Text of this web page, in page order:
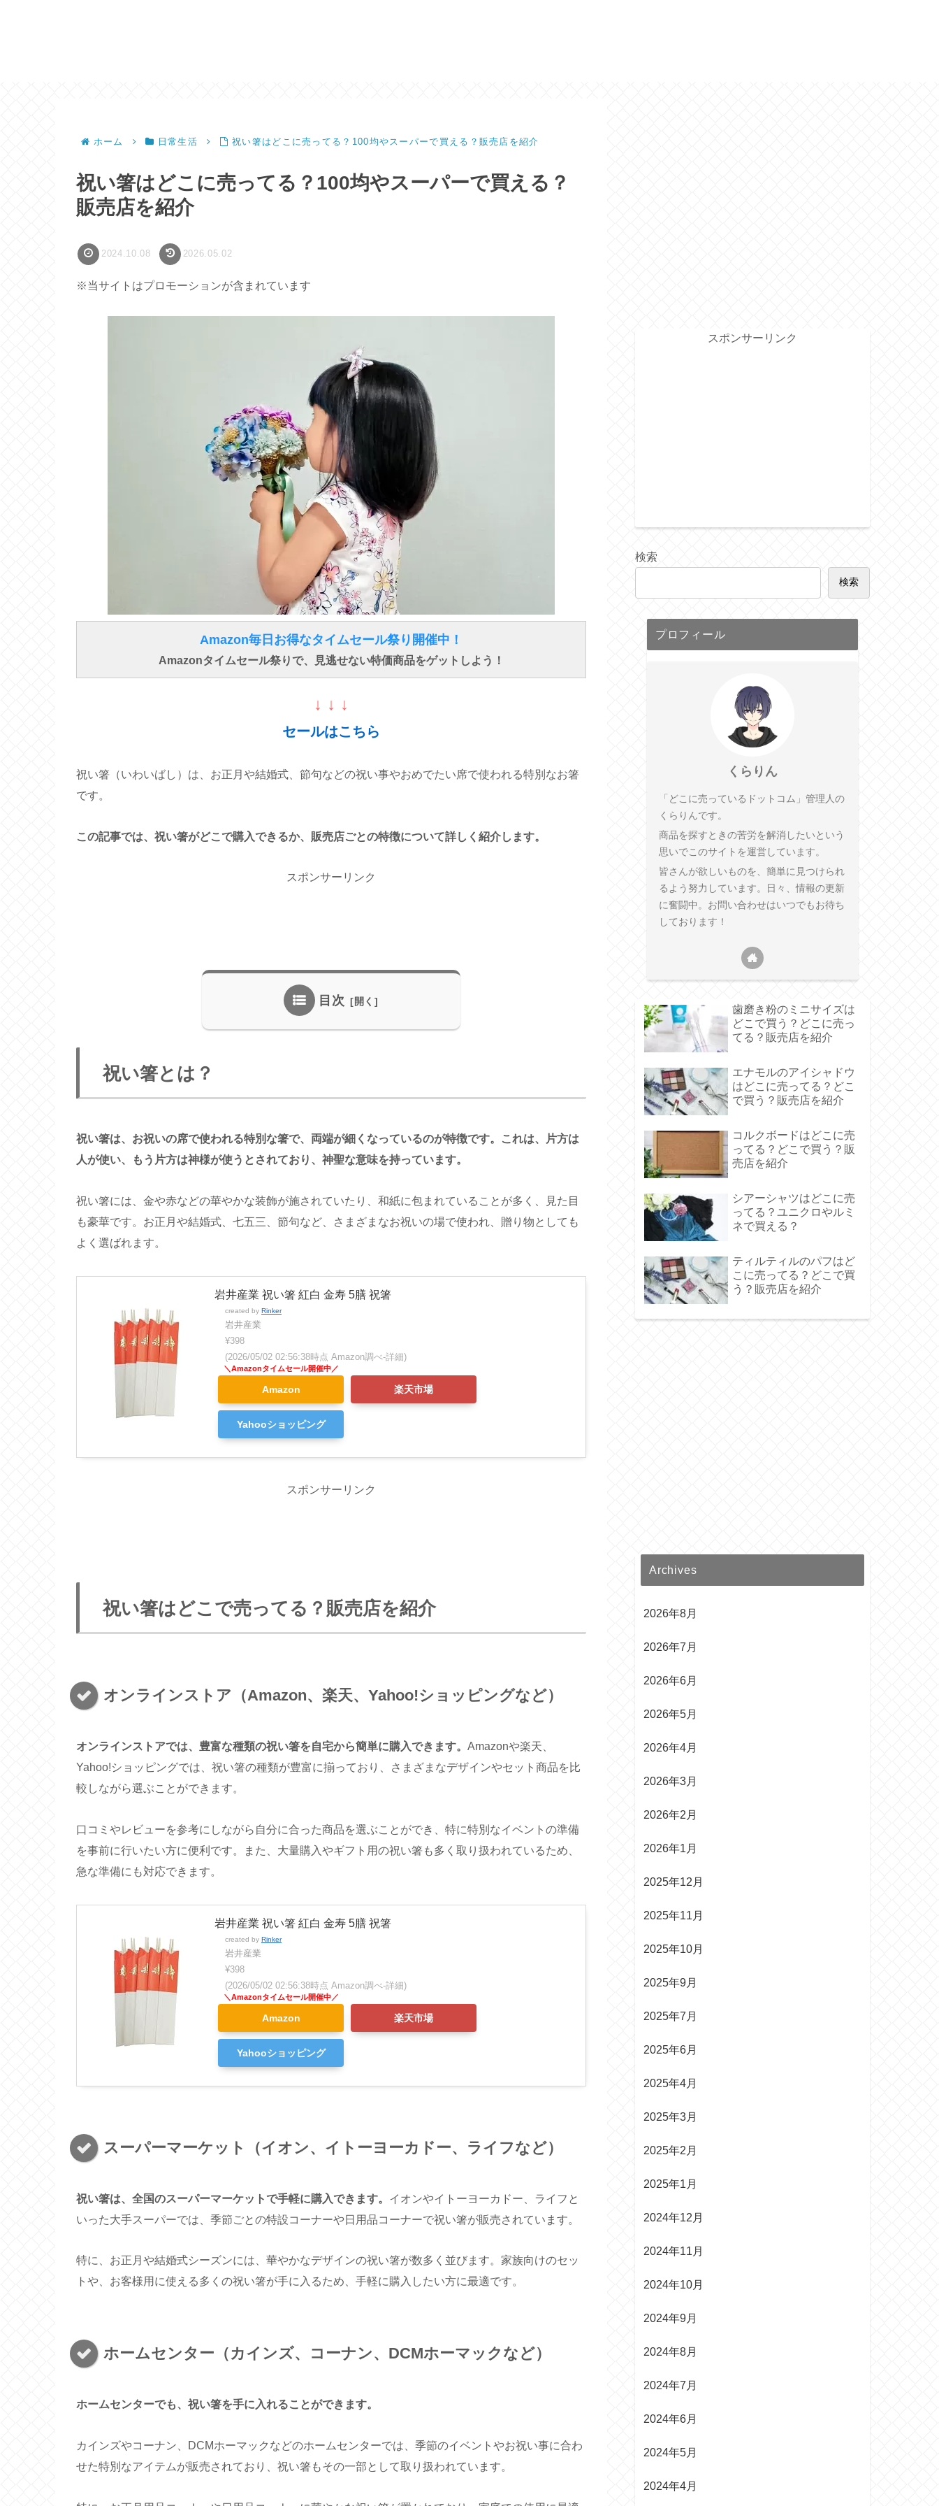
ホーム 日常生活 祝い箸はどこに売ってる？100均やスーパーで買える？販売店を紹介
祝い箸はどこに売ってる？100均やスーパーで買える？
販売店を紹介
2024.10.08 2026.05.02
※当サイトはプロモーションが含まれています
Amazon毎日お得なタイムセール祭り開催中！
Amazonタイムセール祭りで、見逃せない特価商品をゲットしよう！
↓ ↓ ↓
セールはこちら
祝い箸（いわいばし）は、お正月や結婚式、節句などの祝い事やおめでたい席で使われる特別なお箸
です。
この記事では、祝い箸がどこで購入できるか、販売店ごとの特徴について詳しく紹介します。
スポンサーリンク
目次
祝い箸とは？
祝い箸は、お祝いの席で使われる特別な箸で、両端が細くなっているのが特徴です。これは、片方は
人が使い、もう片方は神様が使うとされており、神聖な意味を持っています。
祝い箸には、金や赤などの華やかな装飾が施されていたり、和紙に包まれていることが多く、見た目
も豪華です。お正月や結婚式、七五三、節句など、さまざまなお祝いの場で使われ、贈り物としても
よく選ばれます。
岩井産業 祝い箸 紅白 金寿 5膳 祝箸
created by Rinker
岩井産業
¥398
(2026/05/02 02:56:38時点 Amazon調べ-詳細)
Amazon 楽天市場
Yahooショッピング
スポンサーリンク
祝い箸はどこで売ってる？販売店を紹介
オンラインストア（Amazon、楽天、Yahoo!ショッピングなど）
オンラインストアでは、豊富な種類の祝い箸を自宅から簡単に購入できます。 Amazonや楽天、
Yahoo!ショッピングでは、祝い箸の種類が豊富に揃っており、さまざまなデザインやセット商品を比
較しながら選ぶことができます。
口コミやレビューを参考にしながら自分に合った商品を選ぶことができ、特に特別なイベントの準備
を事前に行いたい方に便利です。また、大量購入やギフト用の祝い箸も多く取り扱われているため、
急な準備にも対応できます。
岩井産業 祝い箸 紅白 金寿 5膳 祝箸
created by Rinker
岩井産業
¥398
(2026/05/02 02:56:38時点 Amazon調べ-詳細)
Amazon 楽天市場
Yahooショッピング
スーパーマーケット（イオン、イトーヨーカドー、ライフなど）
祝い箸は、全国のスーパーマーケットで手軽に購入できます。 イオンやイトーヨーカドー、ライフと
いった大手スーパーでは、季節ごとの特設コーナーや日用品コーナーで祝い箸が販売されています。
特に、お正月や結婚式シーズンには、華やかなデザインの祝い箸が数多く並びます。家族向けのセッ
トや、お客様用に使える多くの祝い箸が手に入るため、手軽に購入したい方に最適です。
ホームセンター（カインズ、コーナン、DCMホーマックなど）
ホームセンターでも、祝い箸を手に入れることができます。
カインズやコーナン、DCMホーマックなどのホームセンターでは、季節のイベントやお祝い事に合わ
せた特別なアイテムが販売されており、祝い箸もその一部として取り扱われています。
スポンサーリンク
検索
検索
プロフィール
くらりん
「どこに売っているドットコム」管理人の
くらりんです。
商品を探すときの苦労を解消したいという
思いでこのサイトを運営しています。
皆さんが欲しいものを、簡単に見つけられ
るよう努力しています。日々、情報の更新
に奮闘中。お問い合わせはいつでもお待ち
しております！
歯磨き粉のミニサイズは
どこで買う？どこに売っ
てる？販売店を紹介
エナモルのアイシャドウ
はどこに売ってる？どこ
で買う？販売店を紹介
コルクボードはどこに売
ってる？どこで買う？販
売店を紹介
シアーシャツはどこに売
ってる？ユニクロやルミ
ネで買える？
ティルティルのパフはど
こに売ってる？どこで買
う？販売店を紹介
Archives
2026年8月
2026年7月
2026年6月
2026年5月
2026年4月
2026年3月
2026年2月
2026年1月
2025年12月
2025年11月
2025年10月
2025年9月
2025年7月
2025年6月
2025年4月
2025年3月
2025年2月
2025年1月
2024年12月
2024年11月
2024年10月
2024年9月
2024年8月
2024年7月
2024年6月
2024年5月
2024年4月